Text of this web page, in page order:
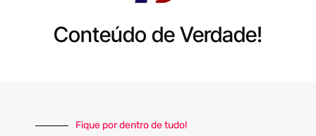
Conteúdo de Verdade!
Fique por dentro de tudo!